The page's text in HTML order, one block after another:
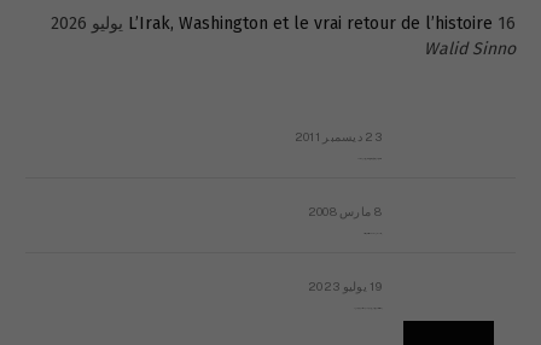
L’Irak, Washington et le vrai retour de l’histoire 16 يوليو 2026
Walid Sinno
23 ديسمبر 2011
8 مارس 2008
19 يوليو 2023